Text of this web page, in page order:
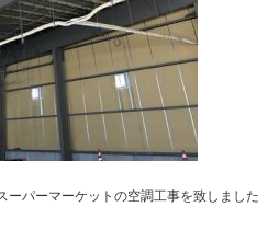
ーパーマーケットの空調工事を致しました